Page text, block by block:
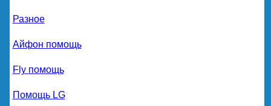
Разное
Айфон помощь
Fly помощь
Помощь LG